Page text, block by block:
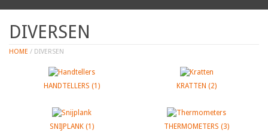
DIVERSEN
HOME / DIVERSEN
HANDTELLERS (1) KRATTEN (2)
SNIJPLANK (1) THERMOMETERS (3)